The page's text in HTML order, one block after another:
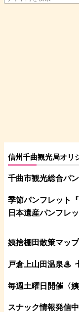
信州千曲観光局オリ
千曲市観光総合パ
季節パンフレット
日本遺産パンフレ
姨捨棚田散策マップ
戸倉上山田温泉♨
毎週土曜日開催〈
スナック情報発信